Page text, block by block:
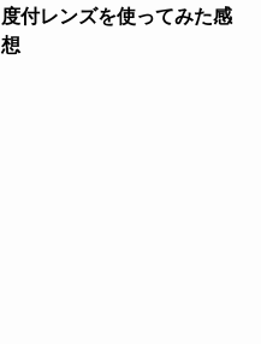
度付レンズを使ってみた感
想